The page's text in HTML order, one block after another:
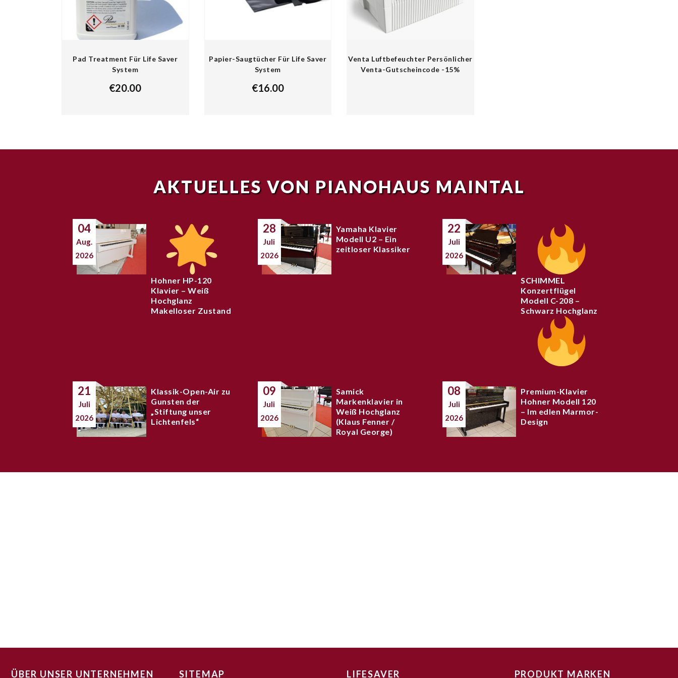
Pad Treatment Für Life Saver
System
€20.00
Papier-Saugtücher Für Life Saver
System
€16.00
Venta Luftbefeuchter Persönlicher
Venta-Gutscheincode -15%
AKTUELLES VON PIANOHAUS MAINTAL
04
Aug.
2026
Hohner HP-120
Klavier – Weiß
Hochglanz
Makelloser Zustand
28
Juli
2026
Yamaha Klavier
Modell U2 – Ein
zeitloser Klassiker
22
Juli
2026
SCHIMMEL
Konzertflügel
Modell C-208 –
Schwarz Hochglanz
21
Juli
2026
Klassik-Open-Air zu
Gunsten der
„Stiftung unser
Lichtenfels“
09
Juli
2026
Samick
Markenklavier in
Weiß Hochglanz
(Klaus Fenner /
Royal George)
08
Juli
2026
Premium-Klavier
Hohner Modell 120
– Im edlen Marmor-
Design
ÜBER UNSER UNTERNEHMEN SITEMAP LIFESAVER PRODUKT MARKEN